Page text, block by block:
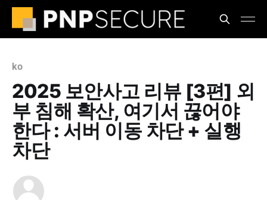
ko
2025 보안사고 리뷰 [3편] 외
부 침해 확산, 여기서 끊어야
한다 : 서버 이동 차단 + 실행
차단